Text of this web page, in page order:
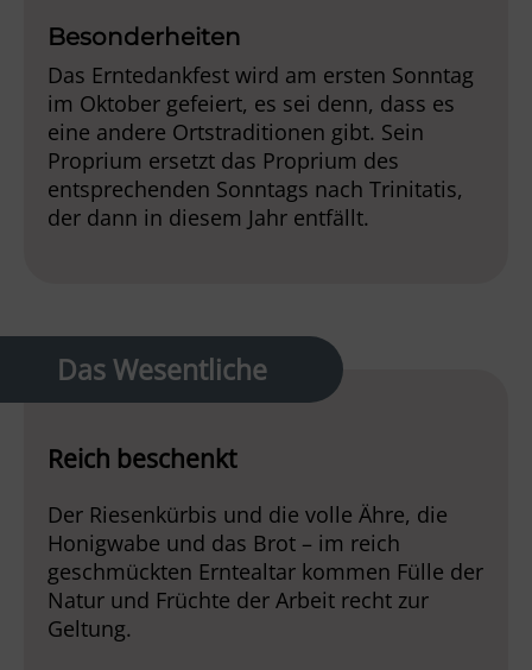
Besonderheiten
Das Erntedankfest wird am ersten Sonntag
im Oktober gefeiert, es sei denn, dass es
eine andere Ortstraditionen gibt. Sein
Proprium ersetzt das Proprium des
entsprechenden Sonntags nach Trinitatis,
der dann in diesem Jahr entfällt.
Das Wesentliche
Reich beschenkt
Der Riesenkürbis und die volle Ähre, die
Honigwabe und das Brot – im reich
geschmückten Erntealtar kommen Fülle der
Natur und Früchte der Arbeit recht zur
Geltung.